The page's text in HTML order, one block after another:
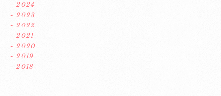
- 2024
- 2023
- 2022
- 2021
- 2020
- 2019
- 2018